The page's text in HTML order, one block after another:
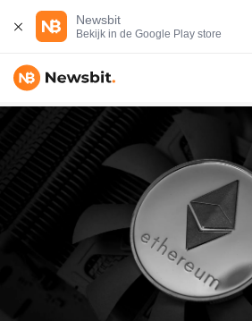
Newsbit
Bekijk in de Google Play store